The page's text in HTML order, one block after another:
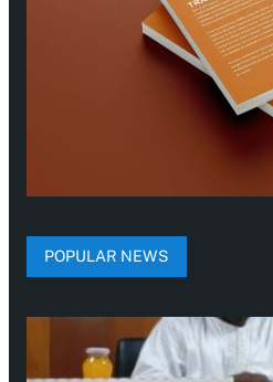
POPULAR NEWS